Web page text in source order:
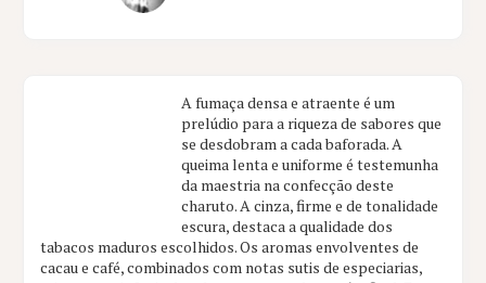
A fumaça densa e atraente é um
prelúdio para a riqueza de sabores que
se desdobram a cada baforada. A
queima lenta e uniforme é testemunha
da maestria na confecção deste
charuto. A cinza, firme e de tonalidade
escura, destaca a qualidade dos
tabacos maduros escolhidos. Os aromas envolventes de
cacau e café, combinados com notas sutis de especiarias,